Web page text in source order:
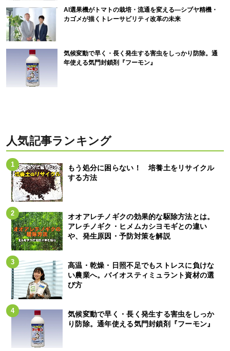
AI選果機がトマトの栽培・流通を変える―シブヤ精機・
カゴメが描くトレーサビリティ改革の未来
気候変動で早く・長く発生する害虫をしっかり防除。通
年使える気門封鎖剤『フーモン』
人気記事ランキング
もう処分に困らない！ 培養土をリサイクル
する方法
オオアレチノギクの効果的な駆除方法とは。
アレチノギク・ヒメムカシヨモギとの違い
や、発生原因・予防対策を解説
高温・乾燥・日照不足でもストレスに負けな
い農業へ。バイオスティミュラント資材の選
び方
気候変動で早く・長く発生する害虫をしっか
り防除。通年使える気門封鎖剤『フーモン』